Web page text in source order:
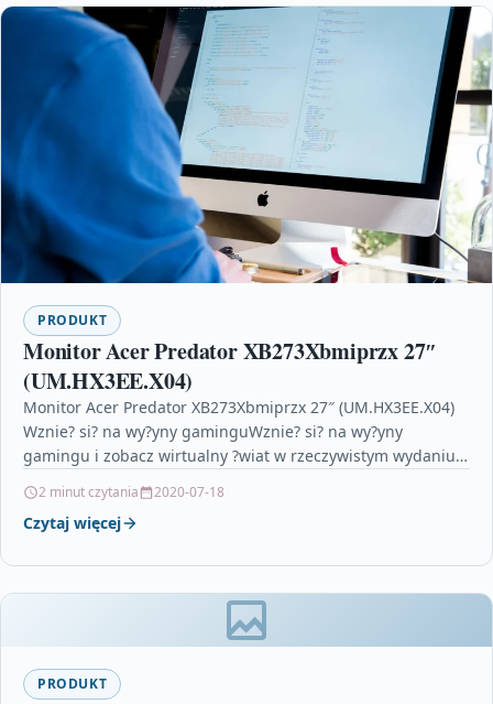
PRODUKT
Monitor Acer Predator XB273Xbmiprzx 27″
(UM.HX3EE.X04)
Monitor Acer Predator XB273Xbmiprzx 27″ (UM.HX3EE.X04)
Wznie? si? na wy?yny gaminguWznie? si? na wy?yny
gamingu i zobacz wirtualny ?wiat w rzeczywistym wydaniu.
2 minut czytania 2020-07-18
Czytaj więcej
PRODUKT